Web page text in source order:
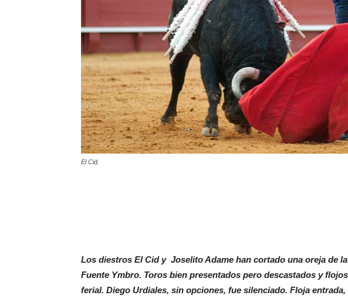
El Cid.
Los diestros El Cid y Joselito Adame han cortado una oreja de
Fuente Ymbro. Toros bien presentados pero descastados y
ferial. Diego Urdiales, sin opciones, fue silenciado. Floja